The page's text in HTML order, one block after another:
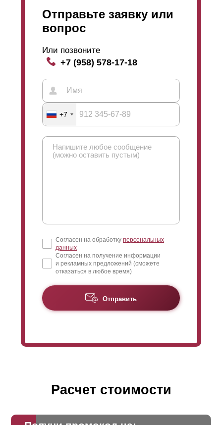
Отправьте заявку или
вопрос
Или позвоните
+7 (958) 578-17-18
+7
Согласен на обработку персональных
данных
Согласен на получение информации
и рекламных предложений (сможете
отказаться в любое время)
Отправить
Расчет стоимости